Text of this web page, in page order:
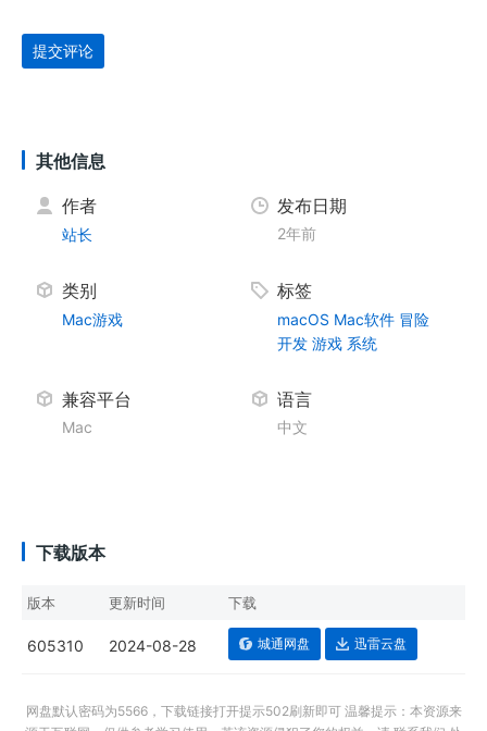
提交评论
其他信息
作者
站长
发布日期
2年前
类别
Mac游戏
标签
macOS Mac软件 冒险
开发 游戏 系统
兼容平台
Mac
语言
中文
下载版本
版本 更新时间 下载
605310 2024-08-28 城通网盘 迅雷云盘
网盘默认密码为5566，下载链接打开提示502刷新即可 温馨提示：本资源来